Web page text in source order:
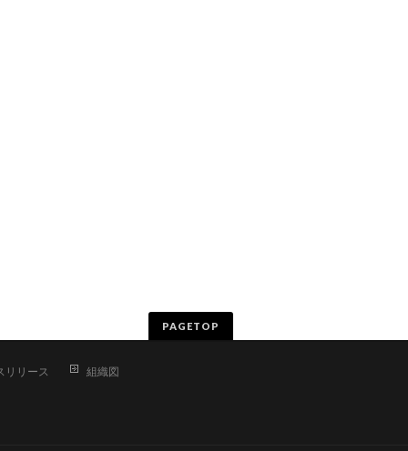
PAGETOP
リリース 組織図